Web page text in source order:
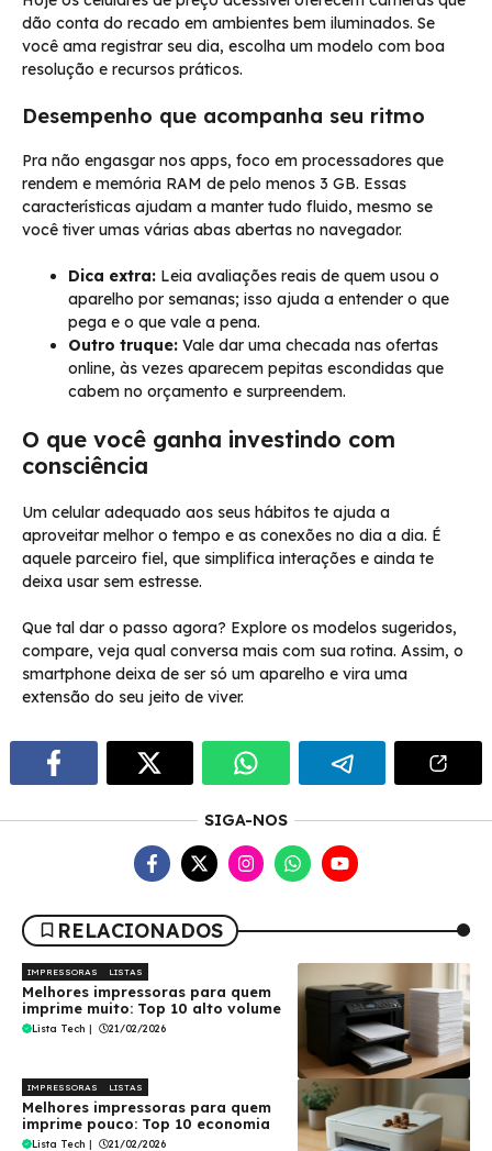
dão conta do recado em ambientes bem iluminados. Se
você ama registrar seu dia, escolha um modelo com boa
resolução e recursos práticos.
Desempenho que acompanha seu ritmo
Pra não engasgar nos apps, foco em processadores que
rendem e memória RAM de pelo menos 3 GB. Essas
características ajudam a manter tudo fluido, mesmo se
você tiver umas várias abas abertas no navegador.
Dica extra: Leia avaliações reais de quem usou o
aparelho por semanas; isso ajuda a entender o que
pega e o que vale a pena.
Outro truque: Vale dar uma checada nas ofertas
online, às vezes aparecem pepitas escondidas que
cabem no orçamento e surpreendem.
O que você ganha investindo com
consciência
Um celular adequado aos seus hábitos te ajuda a
aproveitar melhor o tempo e as conexões no dia a dia. É
aquele parceiro fiel, que simplifica interações e ainda te
deixa usar sem estresse.
Que tal dar o passo agora? Explore os modelos sugeridos,
compare, veja qual conversa mais com sua rotina. Assim, o
smartphone deixa de ser só um aparelho e vira uma
extensão do seu jeito de viver.
SIGA-NOS
RELACIONADOS
IMPRESSORAS LISTAS
Melhores impressoras para quem
imprime muito: Top 10 alto volume
Lista Tech | 21/02/2026
IMPRESSORAS LISTAS
Melhores impressoras para quem
imprime pouco: Top 10 economia
Lista Tech | 21/02/2026